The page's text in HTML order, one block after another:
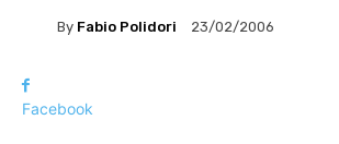
By Fabio Polidori 23/02/2006
Facebook